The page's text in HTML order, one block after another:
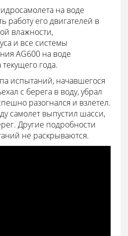
на воде
работу его двигателей в
влажности,
и все системы
AG600 на воде
текущего года.
испытаний, начавшегося
с берега в воду, убрал
разогнался и взлетел.
самолет выпустил шасси,
Другие подробности
не раскрываются.